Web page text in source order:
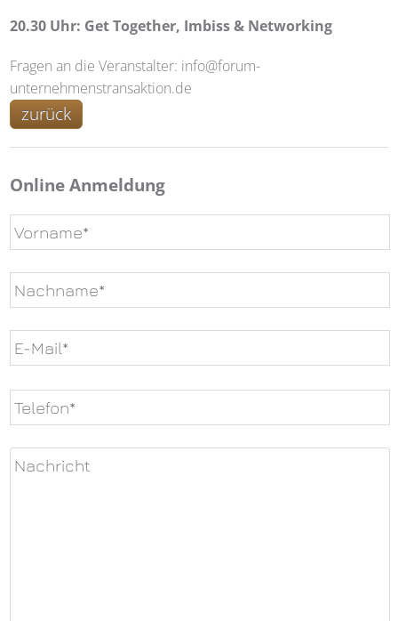
20.30 Uhr: Get Together, Imbiss & Networking
Fragen an die Veranstalter: info@forum-
unternehmenstransaktion.de
zurück
Online Anmeldung
lasse
dieses
Feld
leer.